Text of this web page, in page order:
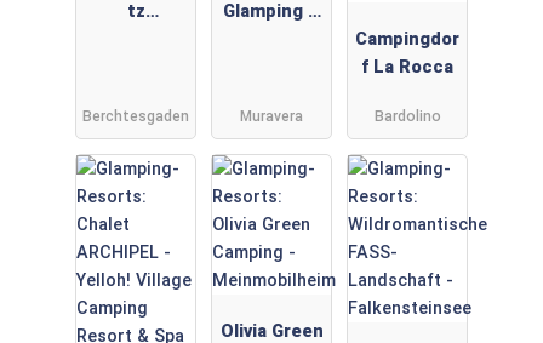
tz
Berchtesgaden
Glamping &
Muravera
Campingdor
f La Rocca
Bardolino
Olivia Green